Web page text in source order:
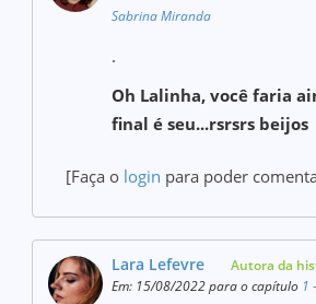
Sabrina Miranda
.
Oh Lalinha, você faria
final é seu...rsrsrs beijos
[Faça o login para poder
Lara Lefevre
Autora da
Em: 15/08/2022 para o capítulo 1